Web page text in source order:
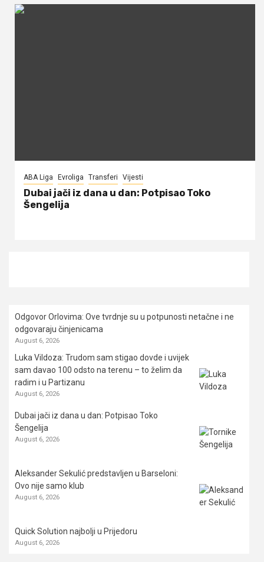
ABA Liga Evroliga Transferi Vijesti
Dubai jači iz dana u dan: Potpisao Toko
Šengelija
Odgovor Orlovima: ​Ove tvrdnje su u potpunosti netačne i ne
odgovaraju činjenicama
August 6, 2026
Luka Vildoza: Trudom sam stigao dovde i uvijek
sam davao 100 odsto na terenu – to želim da
radim i u Partizanu
August 6, 2026
Dubai jači iz dana u dan: Potpisao Toko
Šengelija
August 6, 2026
Aleksander Sekulić predstavljen u Barseloni:
Ovo nije samo klub
August 6, 2026
Quick Solution najbolji u Prijedoru
August 6, 2026